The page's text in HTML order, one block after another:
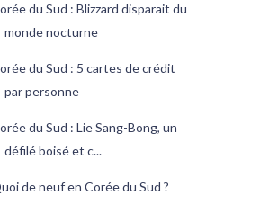
du Sud : Blizzard disparait du
monde nocturne
du Sud : 5 cartes de crédit
par personne
du Sud : Lie Sang-Bong, un
défilé boisé et c...
de neuf en Corée du Sud ?